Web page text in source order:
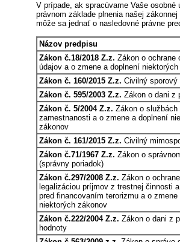
V prípade, ak spracúvame Vaše osobné
právnom základe plnenia našej zákonnej
môže sa jednať o nasledovné právne
Názov predpisu
Zákon č.18/2018 Z.z. Zákon o ochrane
údajov a o zmene a doplnení
Zákon č. 160/2015 Z.z. Civilný sporový
Zákon č. 595/2003 Z.z. Zákon o dani z
Zákon č. 5/2004 Z.z. Zákon o službách
zamestnanosti a o zmene a doplnení
zákonov
Zákon č. 161/2015 Z.z. Civilný
Zákon č.71/1967 Z.z. Zákon o
(správny poriadok)
Zákon č.297/2008 Z.z. Zákon o
legalizáciou príjmov z trestnej činnosti
pred financovaním terorizmu a o zmene
niektorých zákonov
Zákon č.222/2004 Z.z. Zákon o dani z
hodnoty